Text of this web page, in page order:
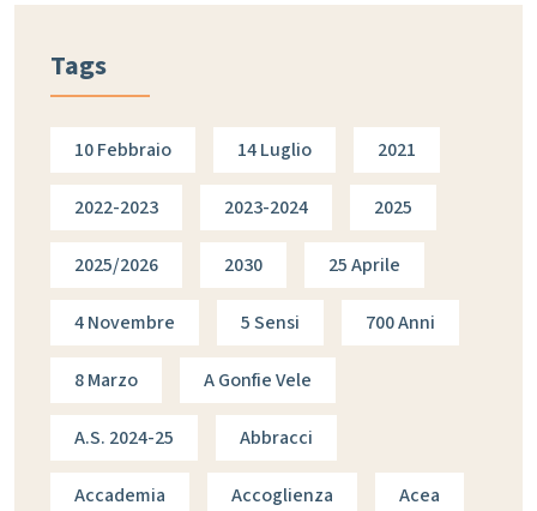
Tags
10 Febbraio 14 Luglio 2021
2022-2023 2023-2024 2025
2025/2026 2030 25 Aprile
4 Novembre 5 Sensi 700 Anni
8 Marzo A Gonfie Vele
A.s. 2024-25 Abbracci
Accademia Accoglienza Acea